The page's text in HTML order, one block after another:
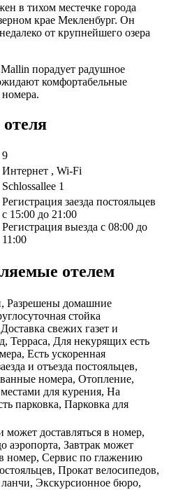
в тихом местечке города
крае Мекленбург. Он
от крупнейшего озера
порадует радушное
комфортабельные
9
Интернет , Wi-Fi
Schlossallee 1
Регистрация заезда постояльцев
с 15:00 до 21:00
Регистрация выезда с 08:00 до
11:00
отелем
Разрешены домашние
стойка
свежих газет и
Терраса, Для некурящих есть
Есть ускоренная
и отъезда постояльцев,
номера, Отопление,
для курения, На
парковка, Парковка для
может доставляться в номер,
аэропорта, Завтрак может
в номер, Сервис по глажению
Прокат велосипедов,
Экскурсионное бюро,